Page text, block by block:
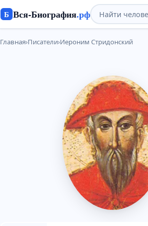
Б Вся-Биография.рф
Главная›Писатели›Иероним Стридонский